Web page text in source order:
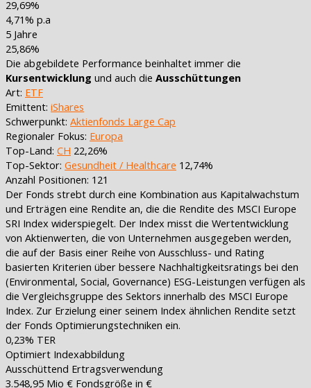
29,69%
4,71% p.a
5 Jahre
25,86%
Die abgebildete Performance beinhaltet immer die
Kursentwicklung und auch die Ausschüttungen
Art: ETF
Emittent: iShares
Schwerpunkt: Aktienfonds Large Cap
Regionaler Fokus: Europa
Top-Land: CH 22,26%
Top-Sektor: Gesundheit / Healthcare 12,74%
Anzahl Positionen: 121
Der Fonds strebt durch eine Kombination aus Kapitalwachstum
und Erträgen eine Rendite an, die die Rendite des MSCI Europe
SRI Index widerspiegelt. Der Index misst die Wertentwicklung
von Aktienwerten, die von Unternehmen ausgegeben werden,
die auf der Basis einer Reihe von Ausschluss- und Rating
basierten Kriterien über bessere Nachhaltigkeitsratings bei den
(Environmental, Social, Governance) ESG-Leistungen verfügen als
die Vergleichsgruppe des Sektors innerhalb des MSCI Europe
Index. Zur Erzielung einer seinem Index ähnlichen Rendite setzt
der Fonds Optimierungstechniken ein.
0,23% TER
Optimiert Indexabbildung
Ausschüttend Ertragsverwendung
3.548,95 Mio € Fondsgröße in €